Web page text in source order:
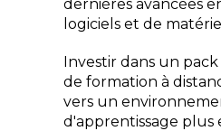
dernières avancées
logiciels et de
Investir dans un
de formation à
vers un
d'apprentissage plus